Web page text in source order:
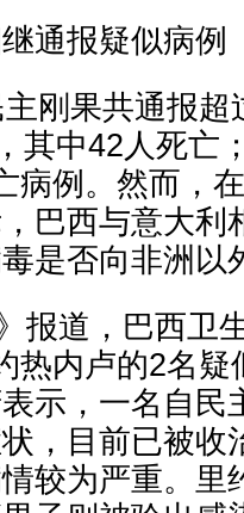
报疑似病例
果共通报超
其中42人死亡
病例。然而，
巴西与意大利
是否向非洲以
道，巴西卫
热内卢的2名疑
示，一名自民
，目前已被收
较为严重。里